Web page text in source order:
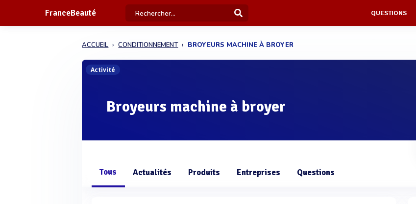
FranceBeauté QUESTIONS
ACCUEIL CONDITIONNEMENT BROYEURS MACHINE À BROYER
Activité
Broyeurs machine à broyer
Tous Actualités Produits Entreprises Questions